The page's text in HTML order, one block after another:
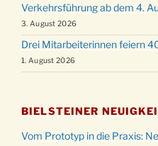
Verkehrsführung ab dem 4.
3. August 2026
Drei Mitarbeiterinnen feiern
1. August 2026
BIELSTEINER
Vom Prototyp in die Praxis: